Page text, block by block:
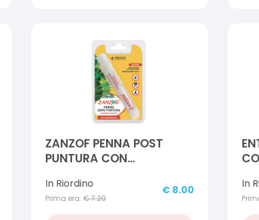
ZANZOF PENNA POST
PUNTURA CON
PROFAR
In Riordino
Prima era: €7.20
€ 8.00 In